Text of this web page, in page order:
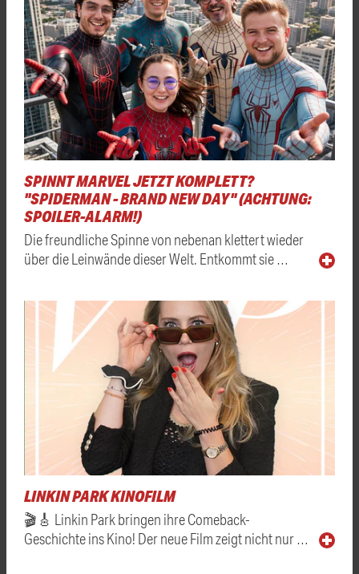
SPINNT MARVEL JETZT KOMPLETT?
"SPIDERMAN - BRAND NEW DAY" (ACHTUNG:
SPOILER-ALARM!)
Die freundliche Spinne von nebenan klettert wieder
über die Leinwände dieser Welt. Entkommt sie …
LINKIN PARK KINOFILM
🎬🎸 Linkin Park bringen ihre Comeback-
Geschichte ins Kino! Der neue Film zeigt nicht nur …